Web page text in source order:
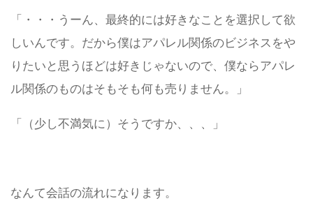
「・・・うーん、最終的には好きなことを選択して欲
しいんです。だから僕はアパレル関係のビジネスをや
りたいと思うほどは好きじゃないので、僕ならアパレ
ル関係のものはそもそも何も売りません。」
「（少し不満気に）そうですか、、、」
なんて会話の流れになります。